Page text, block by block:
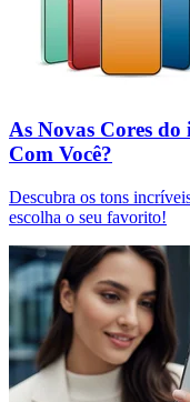
As Novas Cores
Com Você?
Descubra os tons
escolha o seu favorito!